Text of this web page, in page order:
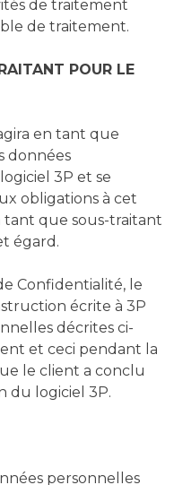
de traitement
de traitement.
POUR LE
en tant que
données
3P et se
obligations à cet
que sous-traitant
égard.
Confidentialité, le
écrite à 3P
décrites ci-
et ceci pendant la
le client a conclu
du logiciel 3P.
personnelles